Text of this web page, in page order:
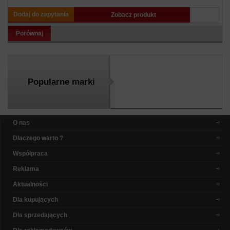
Dodaj do zapytania Zobacz produkt
Porównaj
Popularne marki
O nas
Dlaczego warto ?
Współpraca
Reklama
Aktualności
Dla kupujących
Dla sprzedających